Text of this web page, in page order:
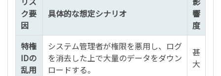
ク要
因
具体的な想定シナリオ
響
度
特権
IDの
乱用
システム管理者が権限を悪用し、ログ
を消去した上で大量のデータをダウン
ロードする。
甚
大